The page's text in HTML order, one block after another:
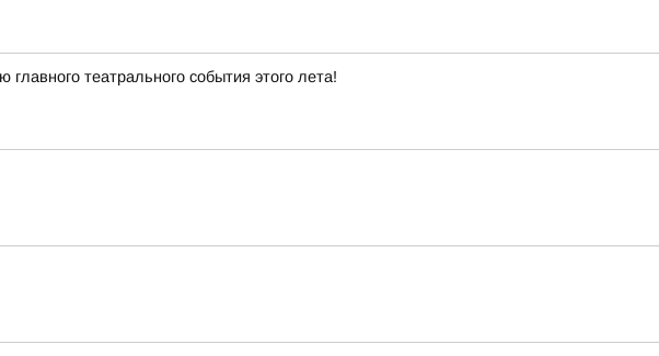
театрального события этого лета!